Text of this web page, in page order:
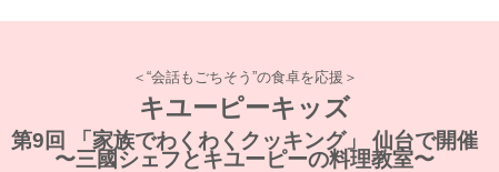
＜“会話もごちそう”の食卓を応援＞
キユーピーキッズ
第9回 「家族でわくわくクッキング」 仙台で開催
〜三國シェフとキユーピーの料理教室〜